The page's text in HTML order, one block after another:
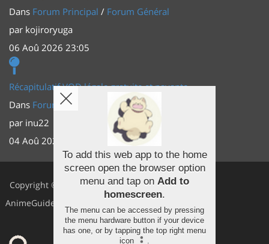
Dans Forum Principal / Forum Général
par kojiroryuga
06 Aoû 2026 23:05
Récapitulatif VOD légale gratuite et payante
Dans Forum Principal
Actus (TV, vidéo, web)
par inu22
04 Aoû 2026 20:30
Copyright ©
AnimeGuides
Facebook
Youtube
Twitter
To add this web app to the home
screen open the browser option
menu and tap on Add to
homescreen.
The menu can be accessed by pressing
the menu hardware button if your device
has one, or by tapping the top right menu
icon
.